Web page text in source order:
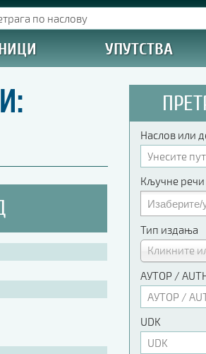
УПУТСТВА
Наслов или
Кључне речи
Тип издања
АУТОР /
UDK